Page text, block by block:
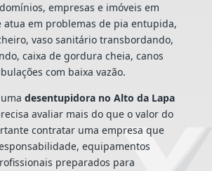
empresas e imóveis em
atua em problemas de pia entupida,
vaso sanitário transbordando,
caixa de gordura cheia, canos
com baixa vazão.
desentupidora no Alto da Lapa
avaliar mais do que o valor do
contratar uma empresa que
equipamentos
preparados para